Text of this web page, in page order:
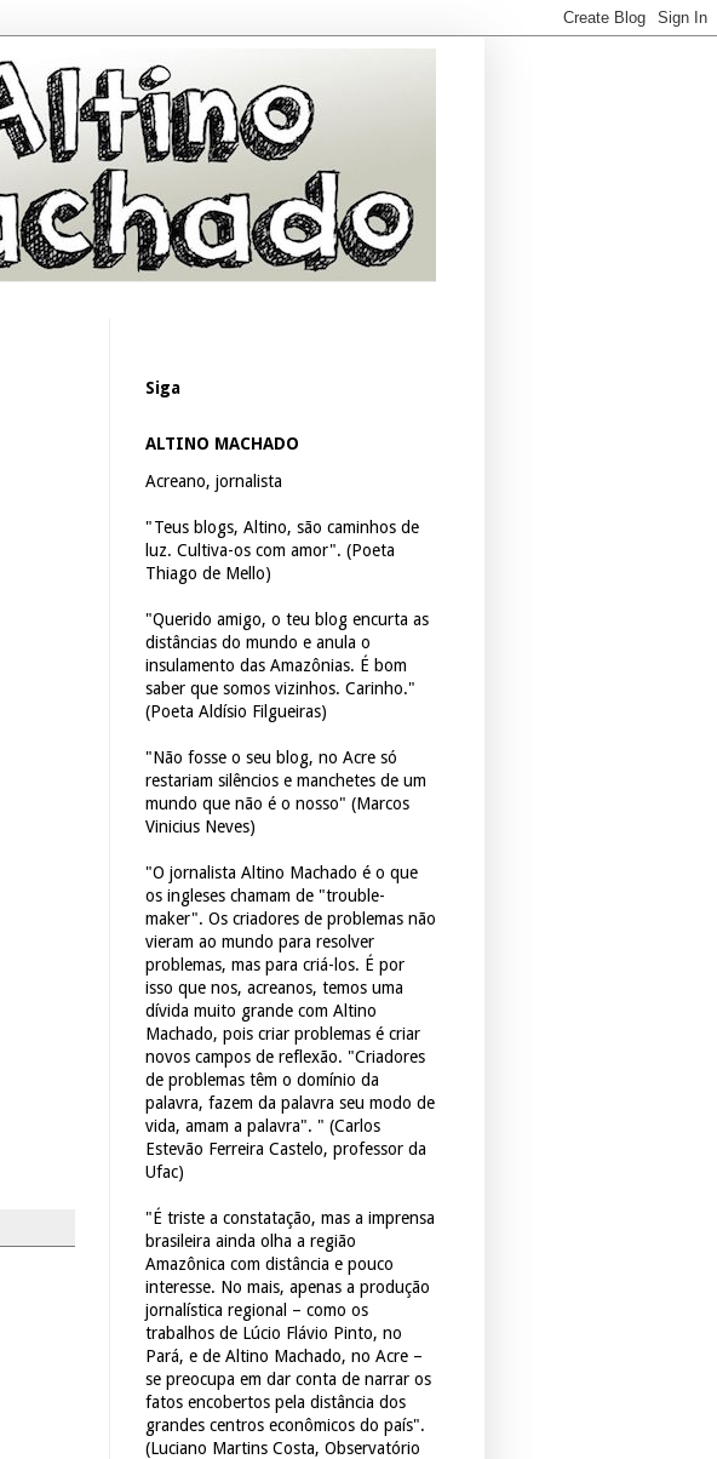
Siga
ALTINO MACHADO
Acreano, jornalista
"Teus blogs, Altino, são caminhos de
luz. Cultiva-os com amor". (Poeta
Thiago de Mello)
"Querido amigo, o teu blog encurta as
distâncias do mundo e anula o
insulamento das Amazônias. É bom
saber que somos vizinhos. Carinho."
(Poeta Aldísio Filgueiras)
"Não fosse o seu blog, no Acre só
restariam silêncios e manchetes de um
mundo que não é o nosso" (Marcos
Vinicius Neves)
"O jornalista Altino Machado é o que
os ingleses chamam de "trouble-
maker". Os criadores de problemas não
vieram ao mundo para resolver
problemas, mas para criá-los. É por
isso que nos, acreanos, temos uma
dívida muito grande com Altino
Machado, pois criar problemas é criar
novos campos de reflexão. "Criadores
de problemas têm o domínio da
palavra, fazem da palavra seu modo de
vida, amam a palavra". " (Carlos
Estevão Ferreira Castelo, professor da
Ufac)
"É triste a constatação, mas a imprensa
brasileira ainda olha a região
Amazônica com distância e pouco
interesse. No mais, apenas a produção
jornalística regional – como os
trabalhos de Lúcio Flávio Pinto, no
Pará, e de Altino Machado, no Acre –
se preocupa em dar conta de narrar os
fatos encobertos pela distância dos
grandes centros econômicos do país".
(Luciano Martins Costa, Observatório